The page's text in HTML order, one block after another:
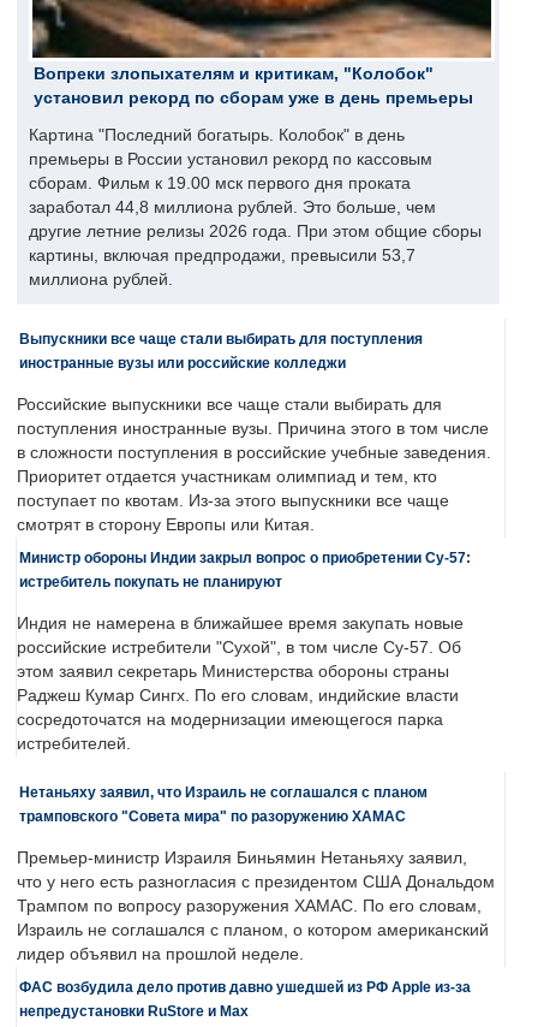
Вопреки злопыхателям и критикам, "Колобок"
установил рекорд по сборам уже в день премьеры
Картина "Последний богатырь. Колобок" в день
премьеры в России установил рекорд по кассовым
сборам. Фильм к 19.00 мск первого дня проката
заработал 44,8 миллиона рублей. Это больше, чем
другие летние релизы 2026 года. При этом общие сборы
картины, включая предпродажи, превысили 53,7
миллиона рублей.
Выпускники все чаще стали выбирать для поступления
иностранные вузы или российские колледжи
Российские выпускники все чаще стали выбирать для
поступления иностранные вузы. Причина этого в том числе
в сложности поступления в российские учебные заведения.
Приоритет отдается участникам олимпиад и тем, кто
поступает по квотам. Из-за этого выпускники все чаще
смотрят в сторону Европы или Китая.
Министр обороны Индии закрыл вопрос о приобретении Су-57:
истребитель покупать не планируют
Индия не намерена в ближайшее время закупать новые
российские истребители "Сухой", в том числе Су-57. Об
этом заявил секретарь Министерства обороны страны
Раджеш Кумар Сингх. По его словам, индийские власти
сосредоточатся на модернизации имеющегося парка
истребителей.
Нетаньяху заявил, что Израиль не соглашался с планом
трамповского "Совета мира" по разоружению ХАМАС
Премьер-министр Израиля Биньямин Нетаньяху заявил,
что у него есть разногласия с президентом США Дональдом
Трампом по вопросу разоружения ХАМАС. По его словам,
Израиль не соглашался с планом, о котором американский
лидер объявил на прошлой неделе.
ФАС возбудила дело против давно ушедшей из РФ Apple из-за
непредустановки RuStore и Max